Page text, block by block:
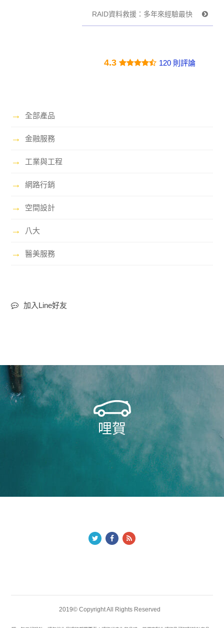
RAID資料救援：多年來經驗最快
4.3 120 則評論
→ 全部產品
→ 金融服務
→ 工業與工程
→ 網路行銷
→ 空間設計
→ 八大
→ 醫美服務
加入Line好友
哩賀
2019© Copyright All Rights Reserved